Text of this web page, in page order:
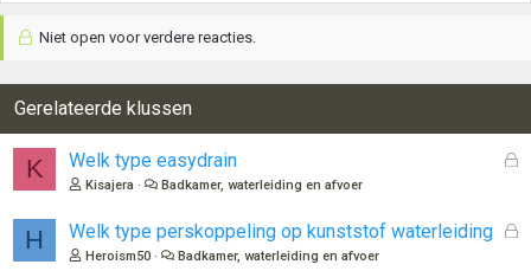
Niet open voor verdere reacties.
Gerelateerde klussen
K
G
Welk type easydrain
Kisajera Badkamer, waterleiding en afvoer
H
G
Welk type perskoppeling op kunststof waterleiding
Heroism50 Badkamer, waterleiding en afvoer